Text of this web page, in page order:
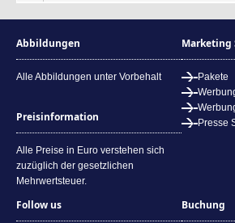
Abbildungen
Alle Abbildungen unter Vorbehalt
Preisinformation
Alle Preise in Euro verstehen sich
zuzüglich der gesetzlichen
Mehrwertsteuer.
Marketing
Pakete
Presse
Follow us Buchung